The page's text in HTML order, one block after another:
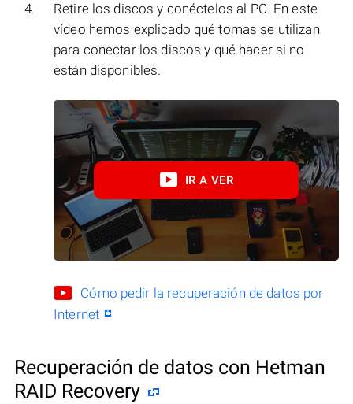
Retire los discos y conéctelos al PC. En este
vídeo hemos explicado qué tomas se utilizan
para conectar los discos y qué hacer si no
están disponibles.
IR A VER
Cómo pedir la recuperación de datos por
Internet
Recuperación de datos con Hetman
RAID Recovery